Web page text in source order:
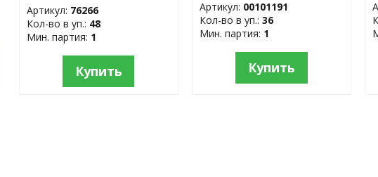
Артикул: 76266
Кол-во в уп.: 48
Мин. партия: 1
Купить
Артикул: 00101191
Кол-во в уп.:36
Мин. партия: 1
Купить